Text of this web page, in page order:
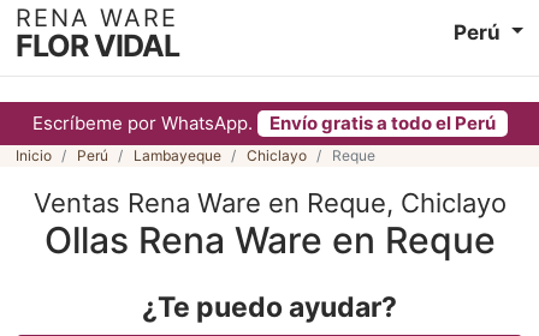
Escríbeme por WhatsApp. Envío gratis a todo el Perú
RENA WARE
FLOR VIDAL Perú
Inicio Perú Lambayeque Chiclayo Reque
Ventas Rena Ware en Reque, Chiclayo
Ollas Rena Ware en Reque
¿Te puedo ayudar?